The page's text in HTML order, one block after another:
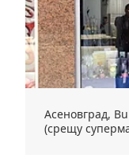
Асеновград,
(срещу